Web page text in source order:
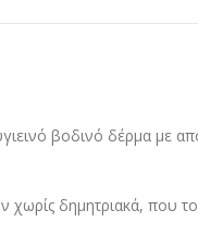
βοδινό δέρμα με
χωρίς δημητριακά, που